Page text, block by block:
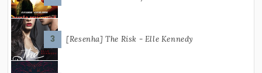
[Resenha] The Risk - Elle Kennedy